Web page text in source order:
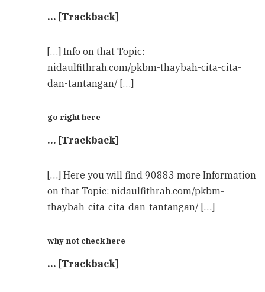
… [Trackback]
[…] Info on that Topic:
nidaulfithrah.com/pkbm-thaybah-cita-cita-
dan-tantangan/ […]
go right here
… [Trackback]
[…] Here you will find 90883 more Information
on that Topic: nidaulfithrah.com/pkbm-
thaybah-cita-cita-dan-tantangan/ […]
why not check here
… [Trackback]